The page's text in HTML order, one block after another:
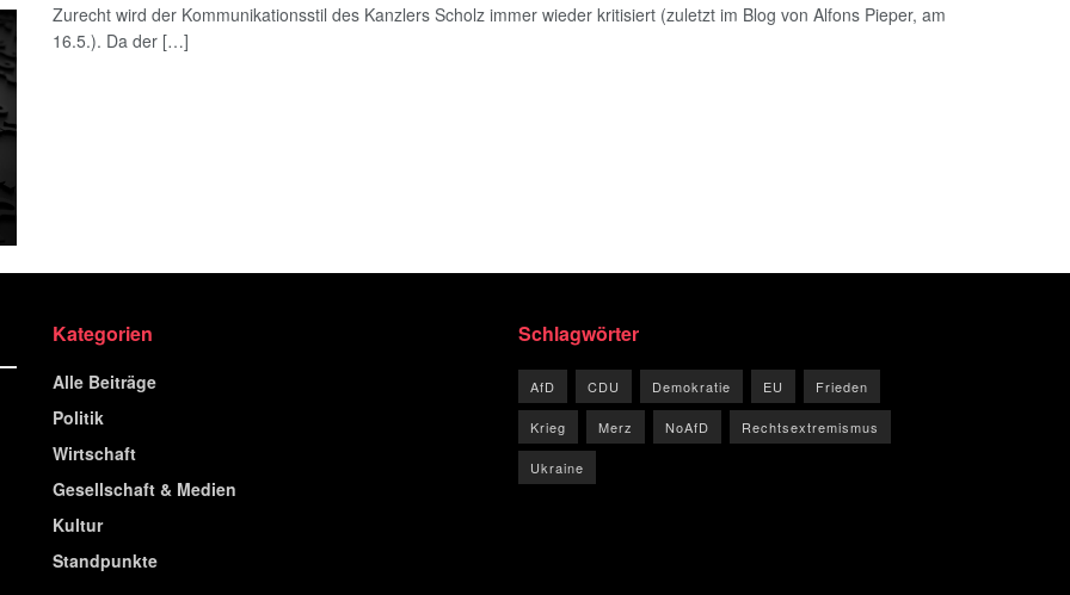
Zurecht wird der Kommunikationsstil des Kanzlers Scholz immer wieder kritisiert (zuletzt im Blog von Alfons Pieper, am
16.5.). Da der […]
Kategorien
Alle Beiträge
Politik
Wirtschaft
Gesellschaft & Medien
Kultur
Standpunkte
Schlagwörter
AfD CDU Demokratie EU Frieden
Krieg Merz NoAfD Rechtsextremismus
Ukraine